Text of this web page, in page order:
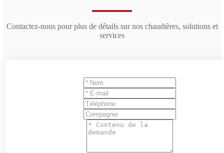
Contactez-nous pour plus de détails sur nos chaudières, solutions et
services